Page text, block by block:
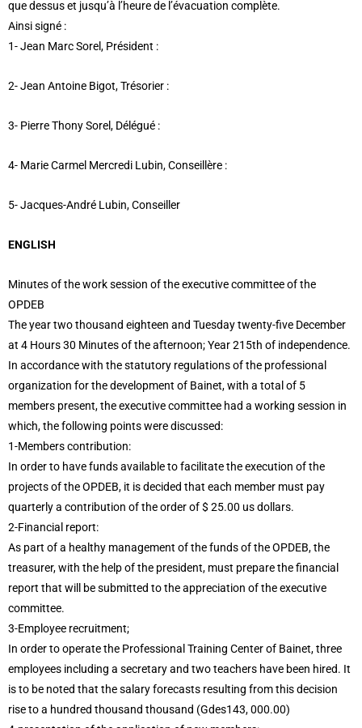
que dessus et jusqu’à l’heure de l’évacuation complète.
Ainsi signé :
1- Jean Marc Sorel, Président :
2- Jean Antoine Bigot, Trésorier :
3- Pierre Thony Sorel, Délégué :
4- Marie Carmel Mercredi Lubin, Conseillère :
5- Jacques-André Lubin, Conseiller
ENGLISH
Minutes of the work session of the executive committee of the
OPDEB
The year two thousand eighteen and Tuesday twenty-five December
at 4 Hours 30 Minutes of the afternoon; Year 215th of independence.
In accordance with the statutory regulations of the professional
organization for the development of Bainet, with a total of 5
members present, the executive committee had a working session in
which, the following points were discussed:
1-Members contribution:
In order to have funds available to facilitate the execution of the
projects of the OPDEB, it is decided that each member must pay
quarterly a contribution of the order of $ 25.00 us dollars.
2-Financial report:
As part of a healthy management of the funds of the OPDEB, the
treasurer, with the help of the president, must prepare the financial
report that will be submitted to the appreciation of the executive
committee.
3-Employee recruitment;
In order to operate the Professional Training Center of Bainet, three
employees including a secretary and two teachers have been hired. It
is to be noted that the salary forecasts resulting from this decision
rise to a hundred thousand thousand (Gdes143, 000.00)